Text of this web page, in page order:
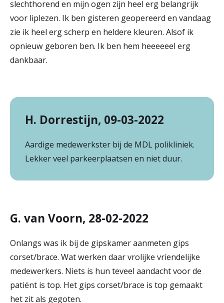
slechthorend en mijn ogen zijn heel erg belangrijk
voor liplezen. Ik ben gisteren geopereerd en vandaag
zie ik heel erg scherp en heldere kleuren. Alsof ik
opnieuw geboren ben. Ik ben hem heeeeeel erg
dankbaar.
H. Dorrestijn, 09-03-2022
Aardige medewerkster bij de MDL polikliniek.
Lekker veel parkeerplaatsen en niet duur.
G. van Voorn, 28-02-2022
Onlangs was ik bij de gipskamer aanmeten gips
corset/brace. Wat werken daar vrolijke vriendelijke
medewerkers. Niets is hun teveel aandacht voor de
patiënt is top. Het gips corset/brace is top gemaakt
het zit als gegoten.